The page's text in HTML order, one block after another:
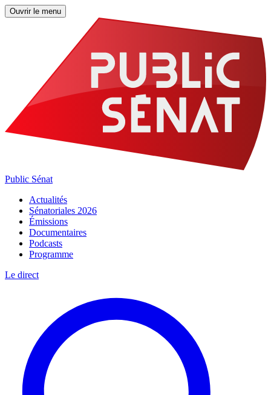
Ouvrir le menu
Public Sénat
Actualités
Sénatoriales 2026
Émissions
Documentaires
Podcasts
Programme
Le direct